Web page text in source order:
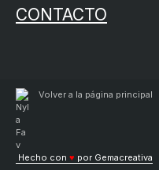
CONTACTO
Volver a la página principal
Hecho con ♥ por Gemacreativa